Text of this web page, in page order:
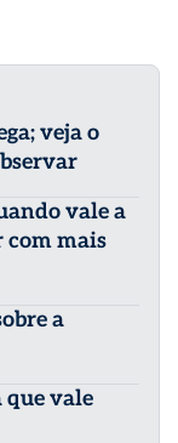
veja o
vale a
com mais
a
que vale